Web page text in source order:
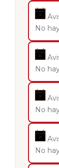
No
No
No
No